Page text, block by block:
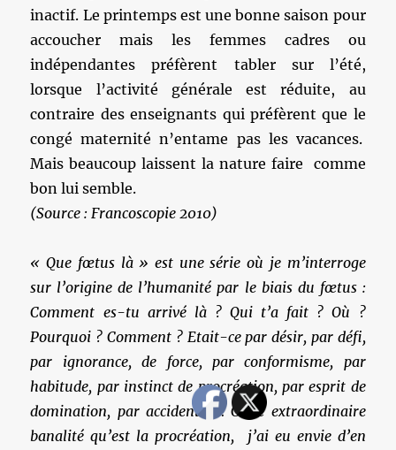
inactif. Le printemps est une bonne saison pour
accoucher mais les femmes cadres ou
indépendantes préfèrent tabler sur l’été,
lorsque l’activité générale est réduite, au
contraire des enseignants qui préfèrent que le
congé maternité n’entame pas les vacances.
Mais beaucoup laissent la nature faire comme
bon lui semble.
(Source : Francoscopie 2010)
« Que fœtus là » est une série où je m’interroge
sur l’origine de l’humanité par le biais du fœtus :
Comment es-tu arrivé là ? Qui t’a fait ? Où ?
Pourquoi ? Comment ? Etait-ce par désir, par défi,
par ignorance, de force, par conformisme, par
habitude, par instinct de procréation, par esprit de
domination, par accident ?… Cette extraordinaire
banalité qu’est la procréation, j’ai eu envie d’en